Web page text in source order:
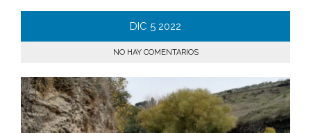
DIC 5 2022
NO HAY COMENTARIOS